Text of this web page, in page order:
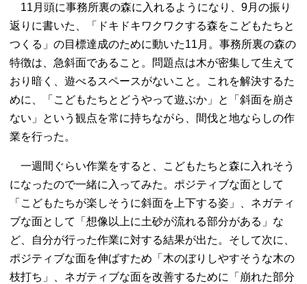
11月頭に事務所裏の森に入れるようになり、9月の振り
返りに書いた、「ドキドキワクワクする森をこどもたちと
つくる」の目標達成のために動いた11月。事務所裏の森の
特徴は、急斜面であること。問題点は木が密集して生えて
おり暗く、遊べるスペースがないこと。これを解決するた
めに、「こどもたちとどうやって遊ぶか」と「斜面を崩さ
ない」という観点を常に持ちながら、間伐と地ならしの作
業を行った。
一週間ぐらい作業をすると、こどもたちと森に入れそう
になったので一緒に入ってみた。ポジティブな面として
「こどもたちが楽しそうに斜面を上下する姿」、ネガティ
ブな面として「想像以上に土砂が流れる部分がある」な
ど、自分が行った作業に対する結果が出た。そして次に、
ポジティブな面を伸ばすため「木のぼりしやすそうな木の
枝打ち」、ネガティブな面を改善するために「崩れた部分